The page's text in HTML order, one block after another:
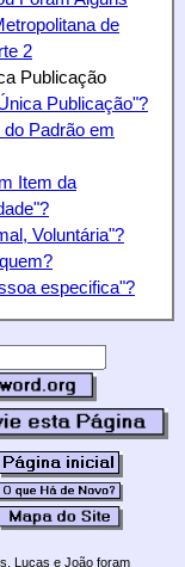
de
2
Publicação
Publicação"?
Padrão em
Item da
Voluntária"?
especifica"?
Lucas e João foram